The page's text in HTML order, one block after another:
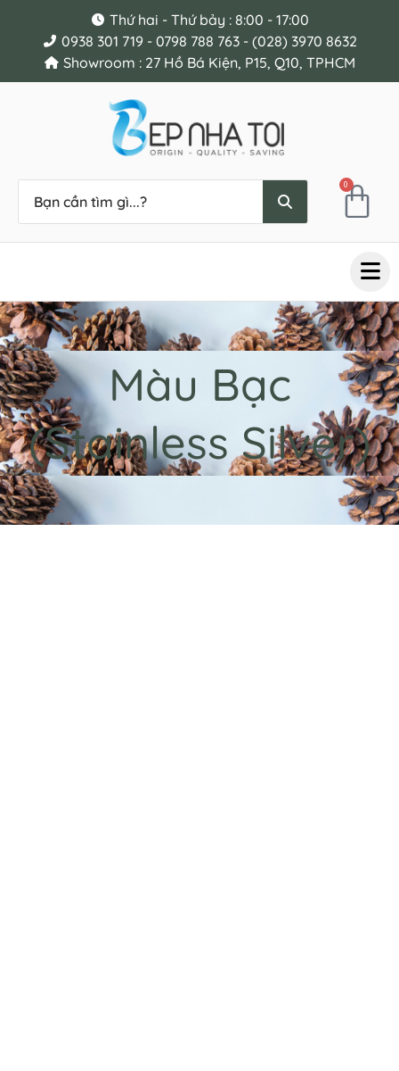
Thứ hai - Thứ bảy : 8:00 - 17:00
0938 301 719 - 0798 788 763 - (028) 3970 8632
Showroom : 27 Hồ Bá Kiện, P15, Q10, TPHCM
0
Màu Bạc
(Stainless Silver)